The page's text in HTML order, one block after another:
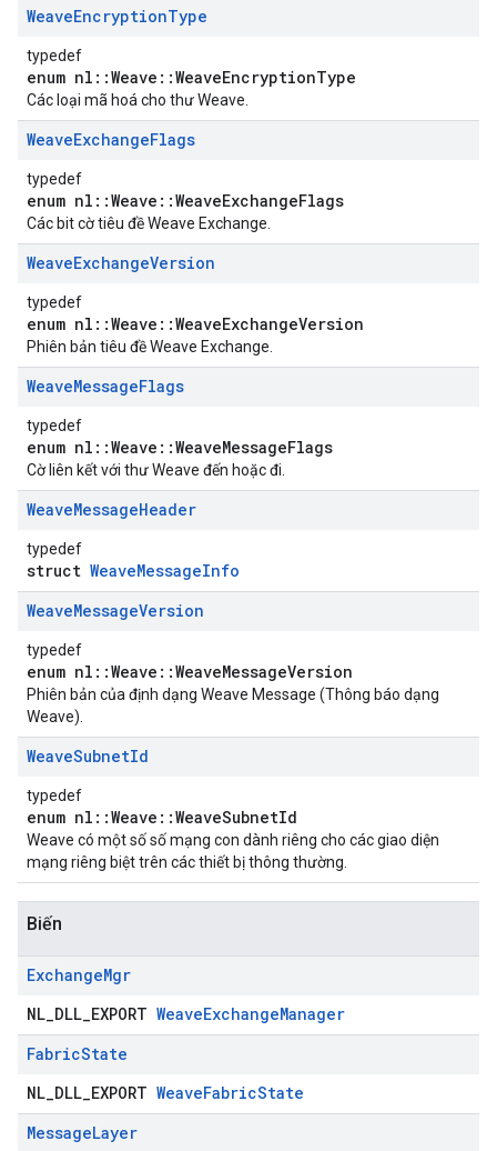
WeaveEncryptionType
typedef
enum nl::Weave::WeaveEncryptionType
Các loại mã hoá cho thư Weave.
WeaveExchangeFlags
typedef
enum nl::Weave::WeaveExchangeFlags
Các bit cờ tiêu đề Weave Exchange.
WeaveExchangeVersion
typedef
enum nl::Weave::WeaveExchangeVersion
Phiên bản tiêu đề Weave Exchange.
WeaveMessageFlags
typedef
enum nl::Weave::WeaveMessageFlags
Cờ liên kết với thư Weave đến hoặc đi.
WeaveMessageHeader
typedef
struct WeaveMessageInfo
WeaveMessageVersion
typedef
enum nl::Weave::WeaveMessageVersion
Phiên bản của định dạng Weave Message (Thông báo dạng
Weave).
WeaveSubnetId
typedef
enum nl::Weave::WeaveSubnetId
Weave có một số số mạng con dành riêng cho các giao diện
mạng riêng biệt trên các thiết bị thông thường.
Biến
ExchangeMgr
NL_DLL_EXPORT WeaveExchangeManager
FabricState
NL_DLL_EXPORT WeaveFabricState
MessageLayer